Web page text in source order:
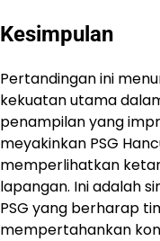
Kesimpulan
Pertandingan ini
kekuatan utama
penampilan yang
meyakinkan PSG
memperlihatkan
lapangan. Ini adalah
PSG yang berharap
mempertahankan